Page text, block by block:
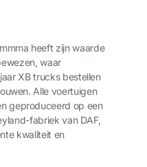
heeft zijn waarde
waar
XB trucks bestellen
Alle voertuigen
geproduceerd op een
fabriek van DAF,
kwaliteit en